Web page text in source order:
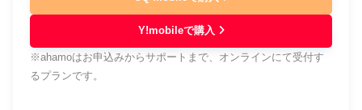
Y!mobileで購入
※ahamoはお申込みからサポートまで、オンラインにて受付す
るプランです。